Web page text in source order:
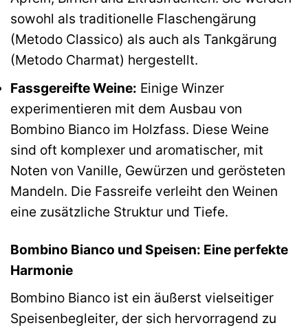
sowohl als traditionelle Flaschengärung
(Metodo Classico) als auch als Tankgärung
(Metodo Charmat) hergestellt.
Fassgereifte Weine: Einige Winzer
experimentieren mit dem Ausbau von
Bombino Bianco im Holzfass. Diese Weine
sind oft komplexer und aromatischer, mit
Noten von Vanille, Gewürzen und gerösteten
Mandeln. Die Fassreife verleiht den Weinen
eine zusätzliche Struktur und Tiefe.
Bombino Bianco und Speisen: Eine perfekte
Harmonie
Bombino Bianco ist ein äußerst vielseitiger
Speisenbegleiter, der sich hervorragend zu